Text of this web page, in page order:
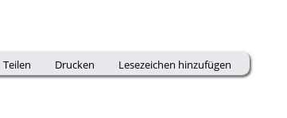
Teilen Drucken Lesezeichen hinzufügen